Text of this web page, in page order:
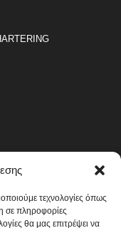
τεχνολογίες όπως
σε πληροφορίες
θα μας επιτρέψει να